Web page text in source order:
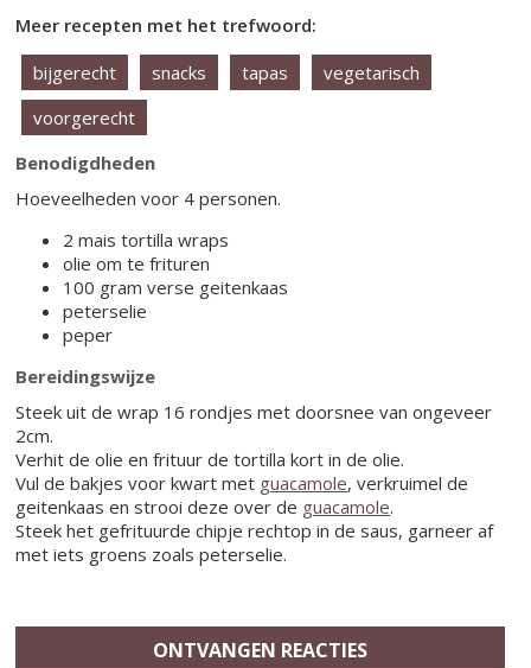
Meer recepten met het trefwoord:
bijgerecht
snacks tapas
vegetarisch
voorgerecht
Benodigdheden
Hoeveelheden voor 4 personen.
2 mais tortilla wraps
olie om te frituren
100 gram verse geitenkaas
peterselie
peper
Bereidingswijze
Steek uit de wrap 16 rondjes met doorsnee van ongeveer
2cm.
Verhit de olie en frituur de tortilla kort in de olie.
Vul de bakjes voor kwart met guacamole, verkruimel de
geitenkaas en strooi deze over de guacamole.
Steek het gefrituurde chipje rechtop in de saus, garneer af
met iets groens zoals peterselie.
ONTVANGEN REACTIES